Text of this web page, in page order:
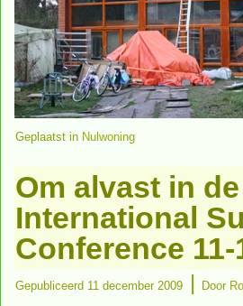
Geplaatst in Nulwoning
Om alvast in
International
Conference
Gepubliceerd 11 december 2009 | Door